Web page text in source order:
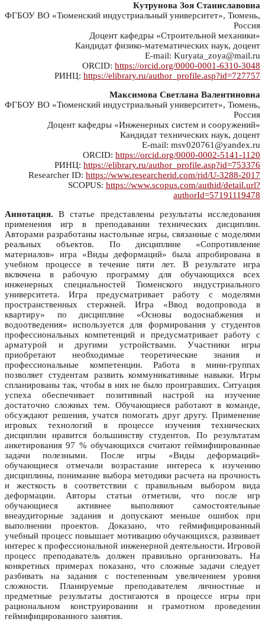
Кутрунова Зоя Станиславовна
ФГБОУ ВО «Тюменский индустриальный университет», Тюмень,
Россия
Доцент кафедры «Строительной механики»
Кандидат физико-математических наук, доцент
E-mail: Kuryata_zoya@mail.ru
ORCID: https://orcid.org/0000-0001-6310-3048
РИНЦ: https://elibrary.ru/author_profile.asp?id=727757
Максимова Светлана Валентиновна
ФГБОУ ВО «Тюменский индустриальный университет», Тюмень,
Россия
Доцент кафедры «Инженерных систем и сооружений»
Кандидат технических наук, доцент
E-mail: msv020761@yandex.ru
ORCID: https://orcid.org/0000-0002-5141-1120
РИНЦ: https://elibrary.ru/author_profile.asp?id=753376
Researcher ID: https://www.researcherid.com/rid/U-3288-2017
SCOPUS: https://www.scopus.com/authid/detail.url?
authorId=57191119478
Аннотация. В статье представлены результаты исследования
применения игр в преподавании технических дисциплин.
Авторами разработаны настольные игры, связанные с моделями
реальных объектов. По дисциплине «Сопротивление
материалов» игра «Виды деформаций» была апробирована в
учебном процессе в течение пяти лет. В результате игра
включена в рабочую программу для обучающихся всех
инженерных специальностей Тюменского индустриального
университета. Игра предусматривает работу с моделями
пространственных стержней. Игра «Ввод водопровода в
квартиру» по дисциплине «Основы водоснабжения и
водоотведения» используется для формирования у студентов
профессиональных компетенций и предусматривает работу с
арматурой и другими устройствами. Участники игры
приобретают необходимые теоретические знания и
профессиональные компетенции. Работа в мини-группах
позволяет студентам развить коммуникативные навыки. Игры
спланированы так, чтобы в них не было проигравших. Ситуация
успеха обеспечивает позитивный настрой на изучение
достаточно сложных тем. Обучающиеся работают в команде,
обсуждают решения, учатся помогать друг другу. Применение
игровых технологий в процессе изучения технических
дисциплин нравится большинству студентов. По результатам
анкетирования 97 % обучающихся считают геймифиированные
задачи полезными. После игры «Виды деформаций»
обучающиеся отмечали возрастание интереса к изучению
дисциплины, понимание выбора методики расчета на прочность
и жесткость в соответствии с правильным выбором вида
деформации. Авторы статьи отметили, что после игр
обучающиеся активнее выполняют самостоятельные
внеаудиторные задания и допускают меньше ошибок при
выполнении проектов. Доказано, что геймифицированный
учебный процесс повышает мотивацию обучающихся, развивает
интерес к профессиональной инженерной деятельности. Игровой
процесс преподаватель должен правильно организовать. На
конкретных примерах показано, что сложные задачи следует
разбивать на задания с постепенным увеличением уровня
сложности. Планируемые преподавателем личностные и
предметные результаты достигаются в процессе игры при
рациональном конструировании и грамотном проведении
геймифицированного занятия.